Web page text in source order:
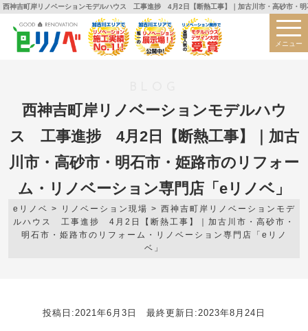
西神吉町岸リノベーションモデルハウス 工事進捗 4月2日【断熱工事】｜加古川市・高砂市・
西神吉町岸リノベーションモデルハウ
ス 工事進捗 4月2日【断熱工事】｜加古
川市・高砂市・明石市・姫路市のリフォー
ム・リノベーション専門店「eリノベ」
eリノベ > リノベーション現場 > 西神吉町岸リノベーションモデ
ルハウス 工事進捗 4月2日【断熱工事】｜加古川市・高砂市・
明石市・姫路市のリフォーム・リノベーション専門店「eリノ
ベ」
投稿日:2021年6月3日 最終更新日:2023年8月24日
メニュー